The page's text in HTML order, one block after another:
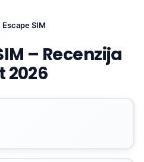
SIM
– Recenzija
2026